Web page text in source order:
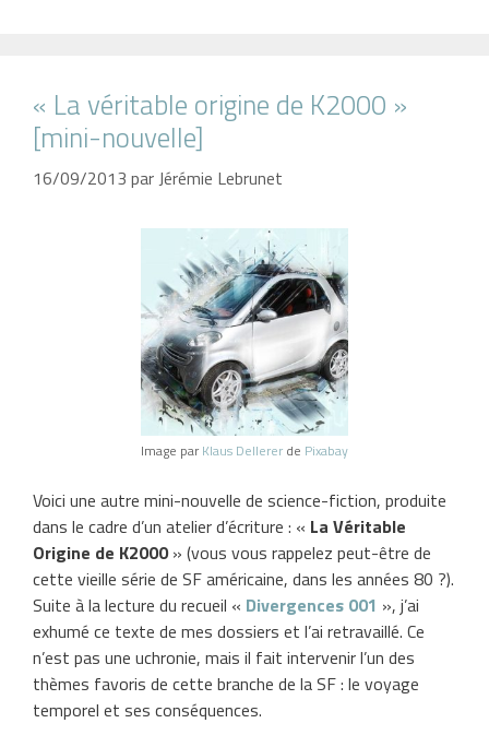
« La véritable origine de K2000 »
[mini-nouvelle]
16/09/2013 par Jérémie Lebrunet
Image par Klaus Dellerer de Pixabay
Voici une autre mini-nouvelle de science-fiction, produite
dans le cadre d’un atelier d’écriture : « La Véritable
Origine de K2000» (vous vous rappelez peut-être de
cette vieille série de SF américaine, dans les années 80 ?).
Suite à la lecture du recueil « Divergences 001 », j’ai
exhumé ce texte de mes dossiers et l’ai retravaillé. Ce
n’est pas une uchronie, mais il fait intervenir l’un des
thèmes favoris de cette branche de la SF : le voyage
temporel et ses conséquences.